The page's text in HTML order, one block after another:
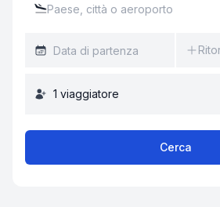
1 viaggiatore
Cerca